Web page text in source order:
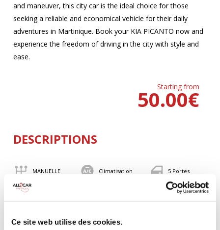
Ce site web utilise des cookies.
and maneuver, this city car is the ideal choice for those
seeking a reliable and economical vehicle for their daily
adventures in Martinique. Book your KIA PICANTO now and
experience the freedom of driving in the city with style and
ease.
Starting from
€
50.00
DESCRIPTIONS
MANUELLE Climatisation 5 Portes
BLUETOOTH 82 CV